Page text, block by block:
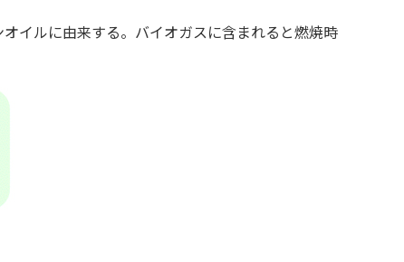
イルに由来する。バイオガスに含まれると燃焼時